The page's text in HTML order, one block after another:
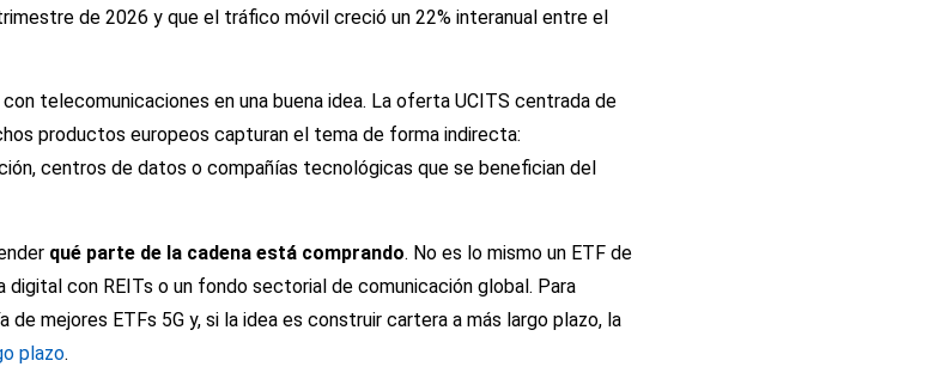
de 2026 y que el tráfico móvil creció un 22% interanual entre el
telecomunicaciones en una buena idea. La oferta UCITS centrada de
productos europeos capturan el tema de forma indirecta:
centros de datos o compañías tecnológicas que se benefician del
qué parte de la cadena está comprando. No es lo mismo un ETF de
digital con REITs o un fondo sectorial de comunicación global. Para
de mejores ETFs 5G y, si la idea es construir cartera a más largo plazo, la
plazo.